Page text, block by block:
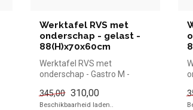
Werktafel RVS met
onderschap - gelast -
88(H)x70x60cm
Werktafel RVS met
onderschap - Gastro M -
simpel en snel...
345,00 310,00
Beschikbaarheid laden..